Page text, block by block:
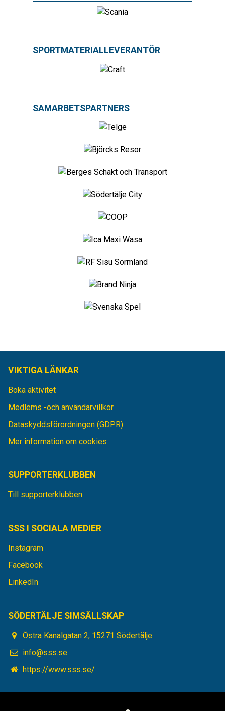
SPORTMATERIALLEVERANTÖR
SAMARBETSPARTNERS
VIKTIGA LÄNKAR
Boka aktivitet
Medlems -och användarvillkor
Dataskyddsförordningen (GDPR)
Mer information om cookies
SUPPORTERKLUBBEN
Till supporterklubben
SSS I SOCIALA MEDIER
Instagram
Facebook
LinkedIn
SÖDERTÄLJE SIMSÄLLSKAP
Östra Kanalgatan 2, 15271 Södertälje
info@sss.se
https://www.sss.se/